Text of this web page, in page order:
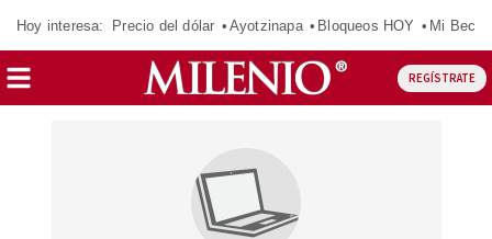
Hoy interesa: Precio del dólar Ayotzinapa Bloqueos HOY Mi Beca
REGÍSTRATE